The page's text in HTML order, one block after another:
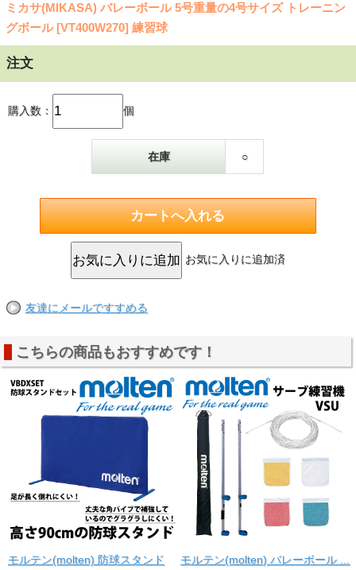
ミカサ(MIKASA) バレーボール 5号重量の4号サイズ トレーニン
グボール [VT400W270] 練習球
注文
購入数： 個
在庫 ○
お気に入りに追加済
友達にメールですすめる
こちらの商品もおすすめです！
モルテン(molten) 防球スタンド
モルテン(molten) バレーボール ...